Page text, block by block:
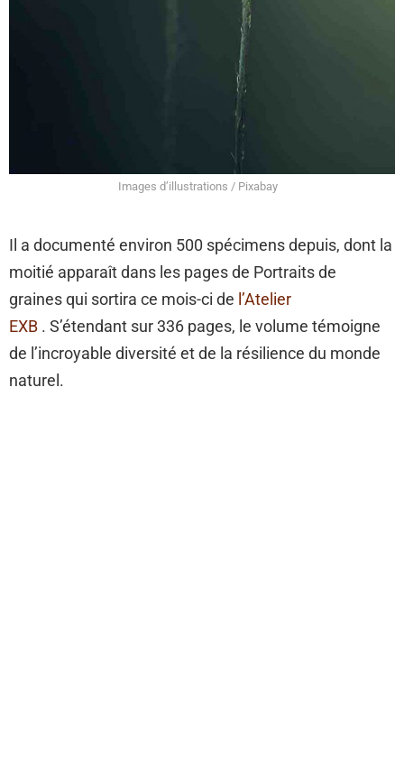
Images d’illustrations / Pixabay
Il a documenté environ 500 spécimens depuis, dont la
moitié apparaît dans les pages de Portraits de
graines qui sortira ce mois-ci de l’Atelier
EXB . S’étendant sur 336 pages, le volume témoigne
de l’incroyable diversité et de la résilience du monde
naturel.